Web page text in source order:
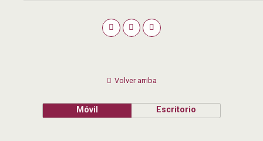
Volver arriba
Móvil Escritorio